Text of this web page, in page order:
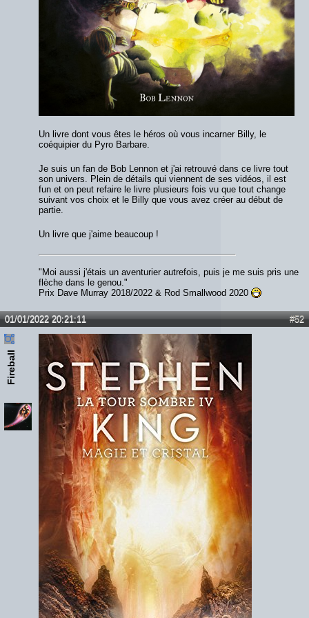
Un livre dont vous êtes le héros où vous incarner Billy, le
coéquipier du Pyro Barbare.
Je suis un fan de Bob Lennon et j'ai retrouvé dans ce livre tout
son univers. Plein de détails qui viennent de ses vidéos, il est
fun et on peut refaire le livre plusieurs fois vu que tout change
suivant vos choix et le Billy que vous avez créer au début de
partie.
Un livre que j'aime beaucoup !
"Moi aussi j'étais un aventurier autrefois, puis je me suis pris une
flèche dans le genou."
Prix Dave Murray 2018/2022 & Rod Smallwood 2020
#52
01/01/2022 20:21:11
Fireball